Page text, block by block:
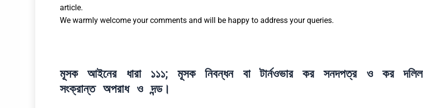
article.
We warmly welcome your comments and will be happy to address your queries.
মূসক আইনের ধারা ১১১; মূসক নিবন্ধন বা টার্নওভার কর সনদপত্র ও কর দলিল
সংক্রান্ত অপরাধ ও দন্ড।